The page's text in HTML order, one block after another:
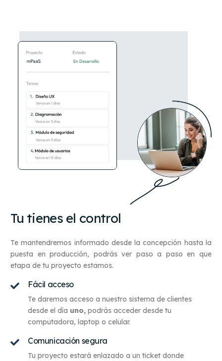
Tu tienes el control
Te mantendremos informado desde la concepción hasta la
puesta en producción, podrás ver paso a paso en que
etapa de tu proyecto estamos.
Fácil acceso
Te daremos acceso a nuestro sistema de clientes
desde el día uno,podrás acceder desde tu
computadora, laptop o celular.
Comunicación segura
Tu proyecto estará enlazado a un ticket donde